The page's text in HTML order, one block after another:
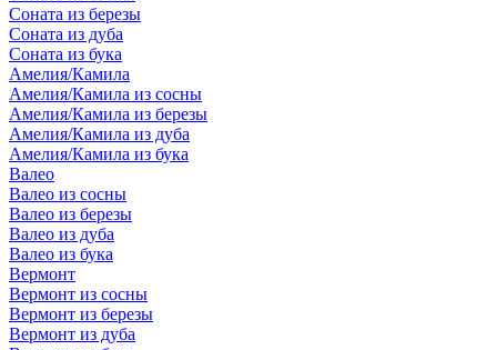
Соната из березы
Соната из дуба
Соната из бука
Амелия/Камила
Амелия/Камила из сосны
Амелия/Камила из березы
Амелия/Камила из дуба
Амелия/Камила из бука
Валео
Валео из сосны
Валео из березы
Валео из дуба
Валео из бука
Вермонт
Вермонт из сосны
Вермонт из березы
Вермонт из дуба